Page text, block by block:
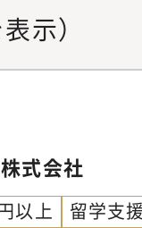
示）
式会社
以上
留学支